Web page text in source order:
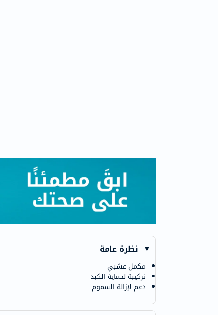
نظرة عامة
مكمل عشبي
تركيبة لحماية الكبد
دعم لإزالة السموم